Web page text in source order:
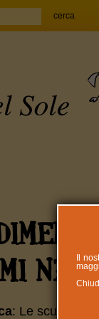
N75
: Le scuole
Il